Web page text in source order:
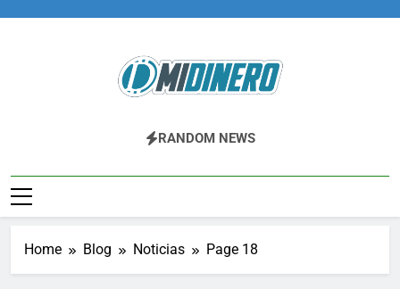
Midinero.co
Fintech, Criptomonedas
RANDOM NEWS
Home Blog Noticias Page 18